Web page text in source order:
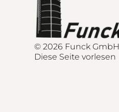
© 2026 Funck GmbH
Diese Seite vorlesen